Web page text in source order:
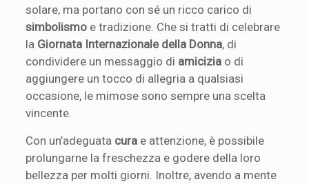
solare, ma portano con sé un ricco carico di
simbolismo e tradizione. Che si tratti di celebrare
la Giornata Internazionale della Donna, di
condividere un messaggio di amicizia o di
aggiungere un tocco di allegria a qualsiasi
occasione, le mimose sono sempre una scelta
vincente.
Con un’adeguata cura e attenzione, è possibile
prolungarne la freschezza e godere della loro
bellezza per molti giorni. Inoltre, avendo a mente